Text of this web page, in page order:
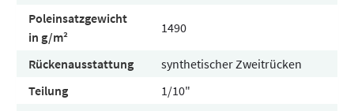
Poleinsatzgewicht
in g/m²
1490
Rückenausstattung
synthetischer Zweitrücken
Teilung
1/10"